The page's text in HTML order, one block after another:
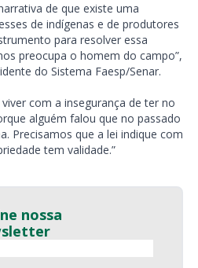
de que existe uma
de indígenas e de produtores
para resolver essa
preocupa o homem do campo”,
do Sistema Faesp/Senar.
com a insegurança de ter no
alguém falou que no passado
Precisamos que a lei indique com
tem validade.”
nossa